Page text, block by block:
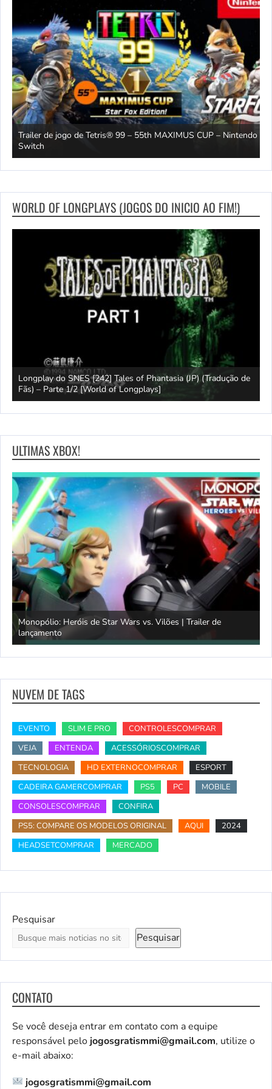
Trailer de jogo de Tetris® 99 – 55th MAXIMUS CUP – Nintendo
Switch
WORLD OF LONGPLAYS (JOGOS DO INICIO AO FIM!)
Longplay do SNES [242] Tales of Phantasia (JP) (Tradução de
Fãs) – Parte 1/2 [World of Longplays]
ULTIMAS XBOX!
Monopólio: Heróis de Star Wars vs. Vilões | Trailer de
lançamento
NUVEM DE TAGS
EVENTO SLIM E PRO
CONTROLESCOMPRAR
VEJA
ENTENDA
ACESSÓRIOSCOMPRAR
TECNOLOGIA
HD EXTERNOCOMPRAR
ESPORT
CADEIRA GAMERCOMPRAR
PS5 PC
MOBILE
CONSOLESCOMPRAR
CONFIRA
PS5: COMPARE OS MODELOS ORIGINAL
AQUI
2024
HEADSETCOMPRAR
MERCADO
Pesquisar
Pesquisar
CONTATO
Se você deseja entrar em contato com a equipe
responsável pelo jogosgratismmi@gmail.com, utilize o
e-mail abaixo:
jogosgratismmi@gmail.com